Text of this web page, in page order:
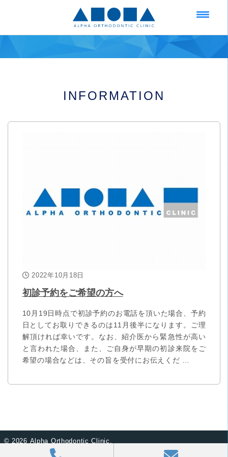
INFORMATION
2022年10月18日
初診予約をご希望の方へ
10月19日時点で初診予約のお電話を頂いた場合、予約
日としてお取りできるのは11月後半になります。ご理
解頂ければ幸いです。なお、紹介医から緊急性が高い
と言われた場合、また、ご自身が早期の初診来院をご
希望の場合などは、その旨を受付にお伝えくだ …
© 2026 Alpha Orthodontic Clinic.